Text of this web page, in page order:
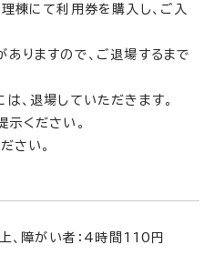
棟にて利用券を購入し、ご入
りますので、ご退場するまで
、退場していただきます。
ください。
さい。
、障がい者：4時間110円